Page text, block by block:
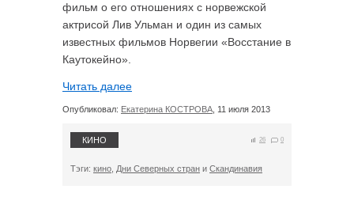
фильм о его отношениях с норвежской
актрисой Лив Ульман и один из самых
известных фильмов Норвегии «Восстание в
Каутокейно».
Читать далее
Опубликовал: Екатерина КОСТРОВА , 11 июля 2013
26 0
КИНО
Тэги: кино Дни Северных стран и Скандинавия